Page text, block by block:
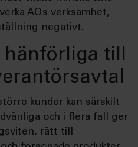
AQs verksamhet,
negativt.
hänförliga till
kunder kan särskilt
och i flera fall ger
rätt till